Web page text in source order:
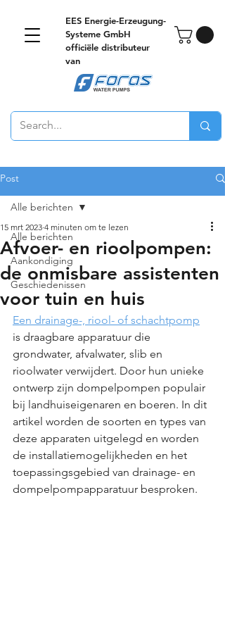
EES Energie-Erzeugung-
Systeme GmbH
officiële distributeur
van
Post
Alle berichten
Aankondiging
Geschiedenissen
Alle berichten
Afvoer- en rioolpompen:
de onmisbare assistenten
voor tuin en huis
15 mrt 2023 4 minuten om te lezen
Een drainage-, riool- of schachtpomp
is draagbare apparatuur die
grondwater, afvalwater, slib en
rioolwater verwijdert. Door hun unieke
ontwerp zijn dompelpompen populair
bij landhuiseigenaren en boeren. In dit
artikel worden de soorten en types van
deze apparaten uitgelegd en worden
de installatiemogelijkheden en het
toepassingsgebied van drainage- en
dompelpompapparatuur besproken.